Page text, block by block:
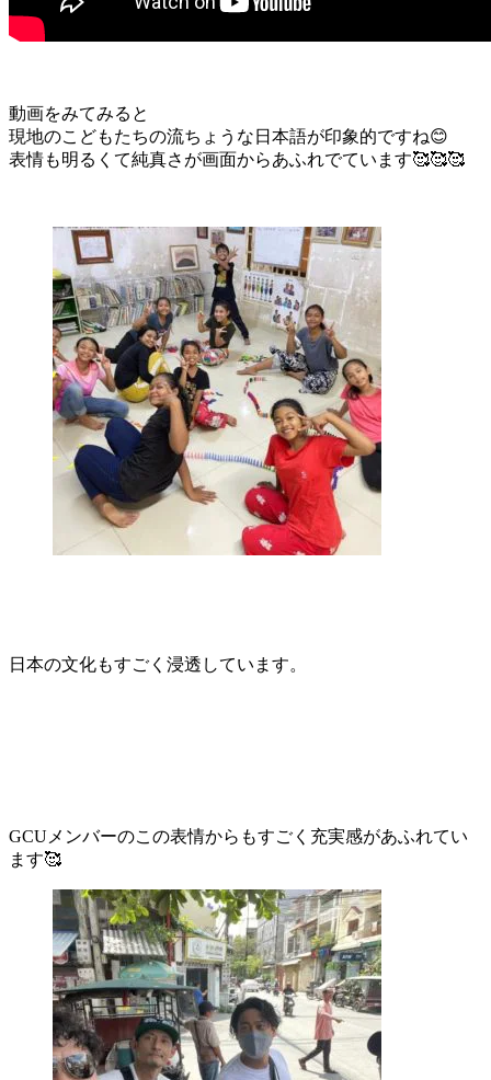
動画をみてみると
現地のこどもたちの流ちょうな日本語が印象的ですね😊
表情も明るくて純真さが画面からあふれでています🥰🥰🥰
日本の文化もすごく浸透しています。
GCUメンバーのこの表情からもすごく充実感があふれてい
ます🥰